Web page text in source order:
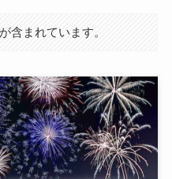
含まれています。